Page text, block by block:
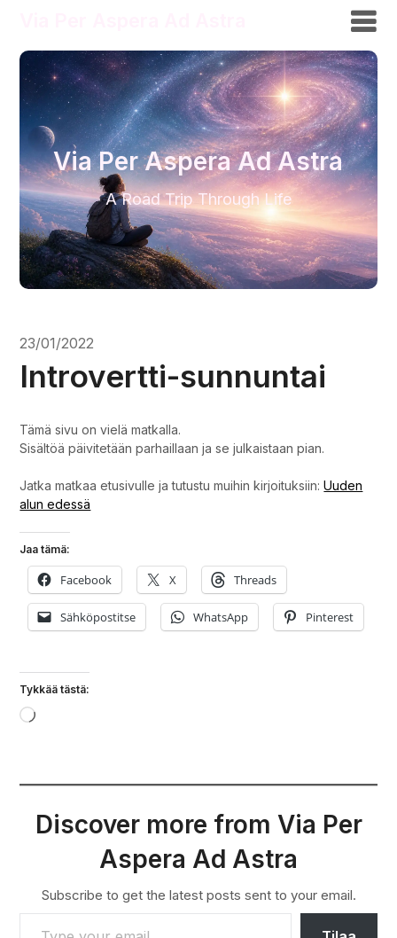
Via Per Aspera Ad Astra
A Road Trip Through Life
23/01/2022
Introvertti-sunnuntai
Tämä sivu on vielä matkalla.
Sisältöä päivitetään parhaillaan ja se julkaistaan pian.
Jatka matkaa etusivulle ja tutustu muihin kirjoituksiin:Uuden
alun edessä
Jaa tämä:
Facebook X Threads
Sähköpostitse WhatsApp Pinterest
Tykkää tästä:
Loading…
Discover more from Via Per
Aspera Ad Astra
Subscribe to get the latest posts sent to your email.
TYPE YOUR EMAIL…